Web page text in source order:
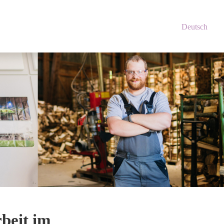
Deutsch
im